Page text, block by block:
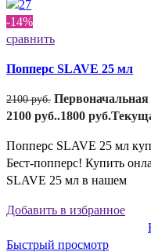
-14%
сравнить
Попперс SLAVE 25 мл
2100руб. Первоначальная
2100 руб..1800 руб.
Попперс SLAVE 25 мл
Бест-попперс! Купить
SLAVE 25 мл в нашем
Добавить в избранное
Быстрый просмотр